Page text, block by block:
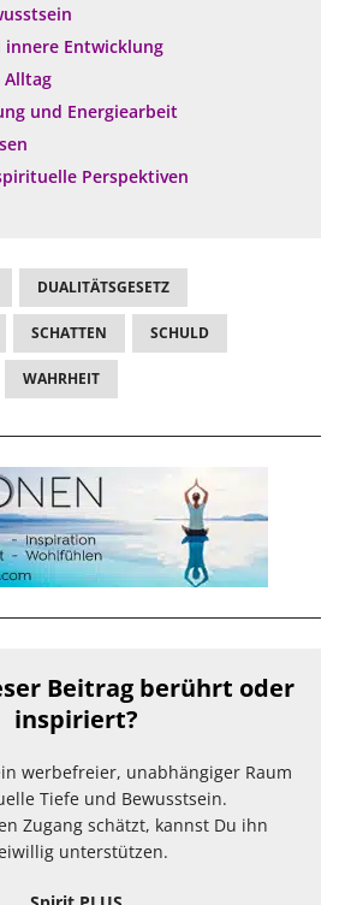
Entwicklung
Alltag
und Energiearbeit
Perspektiven
DUALITÄTSGESETZ
SCHATTEN SCHULD
WAHRHEIT
Beitrag berührt oder
inspiriert?
werbefreier, unabhängiger Raum
Tiefe und Bewusstsein.
Zugang schätzt, kannst Du ihn
unterstützen.